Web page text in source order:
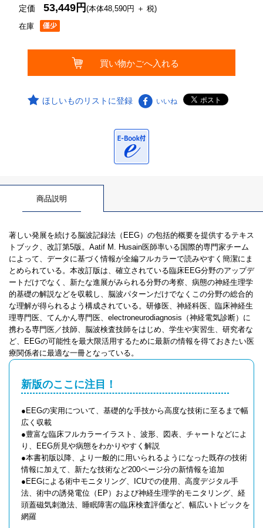
在庫
定価53,449円(本体48,590円 ＋ 税)
ほしいものリストに登録 いいね
商品説明
著しい発展を続ける脳波記録法（EEG）の包括的概要を提供するテキス
トブック、改訂第5版。Aatif M. Husain医師率いる国際的専門家チーム
によって、データに基づく情報が全編フルカラーで読みやすく簡潔にま
とめられている。本改訂版は、確立されている臨床EEG分野のアップデ
ートだけでなく、新たな進展がみられる分野の考察、病態の神経生理学
的基礎の解説などを収載し、脳波パターンだけでなくこの分野の総合的
な理解が得られるよう構成されている。研修医、神経科医、臨床神経生
理専門医、てんかん専門医、electroneurodiagnosis（神経電気診断）に
携わる専門医／技師、脳波検査技師をはじめ、学生や実習生、研究者な
ど、EEGの可能性を最大限活用するために最新の情報を得ておきたい医
療関係者に最適な一冊となっている。
新版のここに注目！
●EEGの実用について、基礎的な手技から高度な技術に至るまで幅
広く収載
●豊富な臨床フルカラーイラスト、波形、図表、チャートなどによ
り、EEG所見や病態をわかりやすく解説
●本書初版以降、より一般的に用いられるようになった既存の技術
情報に加えて、新たな技術など200ページ分の新情報を追加
●EEGによる術中モニタリング、ICUでの使用、高度デジタル手
法、術中の誘発電位（EP）および神経生理学的モニタリング、経
頭蓋磁気刺激法、睡眠障害の臨床検査評価など、幅広いトピックを
網羅